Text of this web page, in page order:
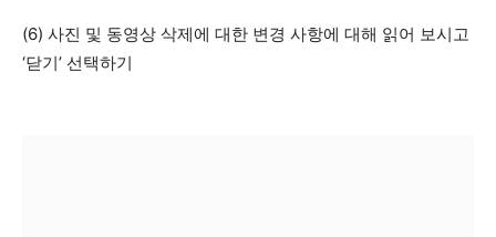
(6) 사진 및 동영상 삭제에 대한 변경 사항에 대해 읽어 보시고
‘닫기’ 선택하기